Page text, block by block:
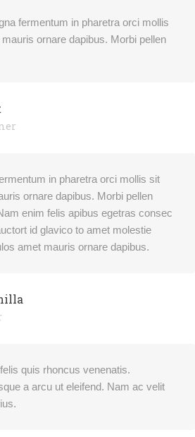
fermentum in pharetra orci mollis
ornare dapibus. Morbi pellen
in pharetra orci mollis sit
ornare dapibus. Morbi pellen
enim felis apibus egetras consec
id glavico to amet molestie
amet mauris ornare dapibus.
quis rhoncus venenatis.
a arcu ut eleifend. Nam ac velit